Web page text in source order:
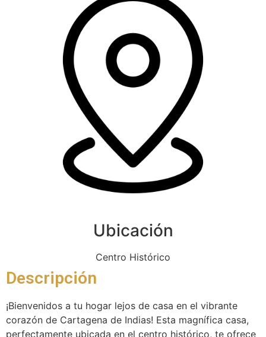
Ubicación
Centro Histórico
Descripción
¡Bienvenidos a tu hogar lejos de casa en el vibrante
corazón de Cartagena de Indias! Esta magnífica casa,
perfectamente ubicada en el centro histórico, te ofrece